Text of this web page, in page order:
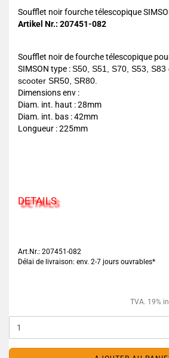
Soufflet noir fourche télescopique
Artikel Nr.: 207451-082
Soufflet noir de fourche télescopique
SIMSON type :S50, S51, S70, S53, S83
scooter SR50, SR80.
Dimensions env :
Diam. int. haut : 28mm
Diam. int. bas : 42mm
Longueur : 225mm
DETAILS
Art.Nr.: 207451-082
Délai de livraison: env. 2-7 jours ouvrables*
TVA. 19%